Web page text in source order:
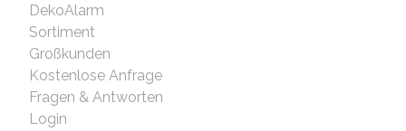
DekoAlarm
Sortiment
Großkunden
Kostenlose Anfrage
Fragen & Antworten
Login